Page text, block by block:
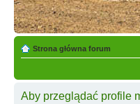
Strona główna forum
Aby przeglądać profile